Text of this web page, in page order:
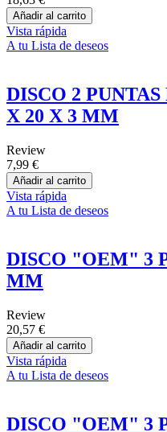
Añadir al carrito
Vista rápida
A tu Lista de deseos
DISCO 2
X 20 X 3 MM
Review
7,99 €
Añadir al carrito
Vista rápida
A tu Lista de deseos
DISCO "OEM" 3
MM
Review
20,57 €
Añadir al carrito
Vista rápida
A tu Lista de deseos
DISCO "OEM" 3